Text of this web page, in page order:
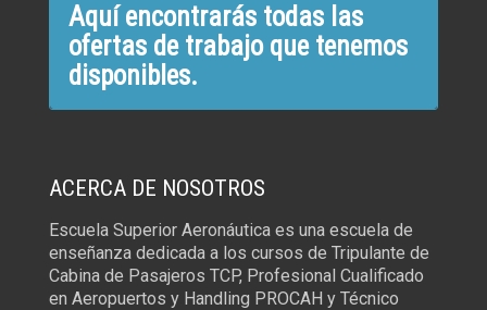
Aquí encontrarás todas las
ofertas de trabajo que tenemos
disponibles.
ACERCA DE NOSOTROS
Escuela Superior Aeronáutica es una escuela de
enseñanza dedicada a los cursos de Tripulante de
Cabina de Pasajeros TCP, Profesional Cualificado
en Aeropuertos y Handling PROCAH y Técnico